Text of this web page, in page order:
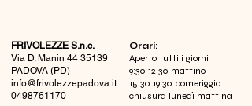
FRIVOLEZZE S.n.c.
Via D. Manin 44 35139
PADOVA (PD)
info@frivolezzepadova.it
0498761170
​Orari:
Aperto tutti i giorni
9:30 12:30 mattino
15:30 19:30 pomeriggio
chiusura lunedì mattina